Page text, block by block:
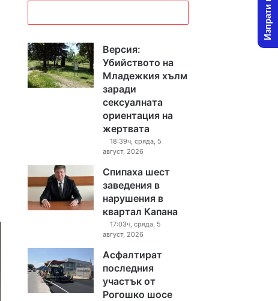
Версия:
Убийството на
Младежкия хълм
заради
сексуалната
ориентация на
жертвата
18:39ч, сряда, 5
август, 2026
Спипаха шест
заведения в
нарушения в
квартал Капана
17:03ч, сряда, 5
август, 2026
Асфалтират
последния
участък от
Рогошко шосе